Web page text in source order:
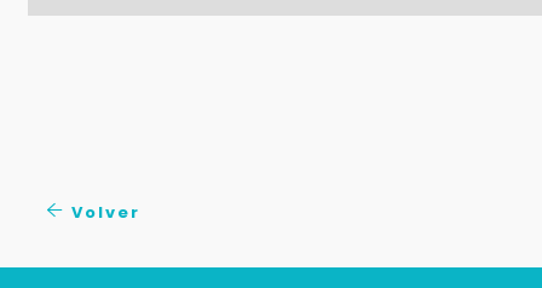
Volver